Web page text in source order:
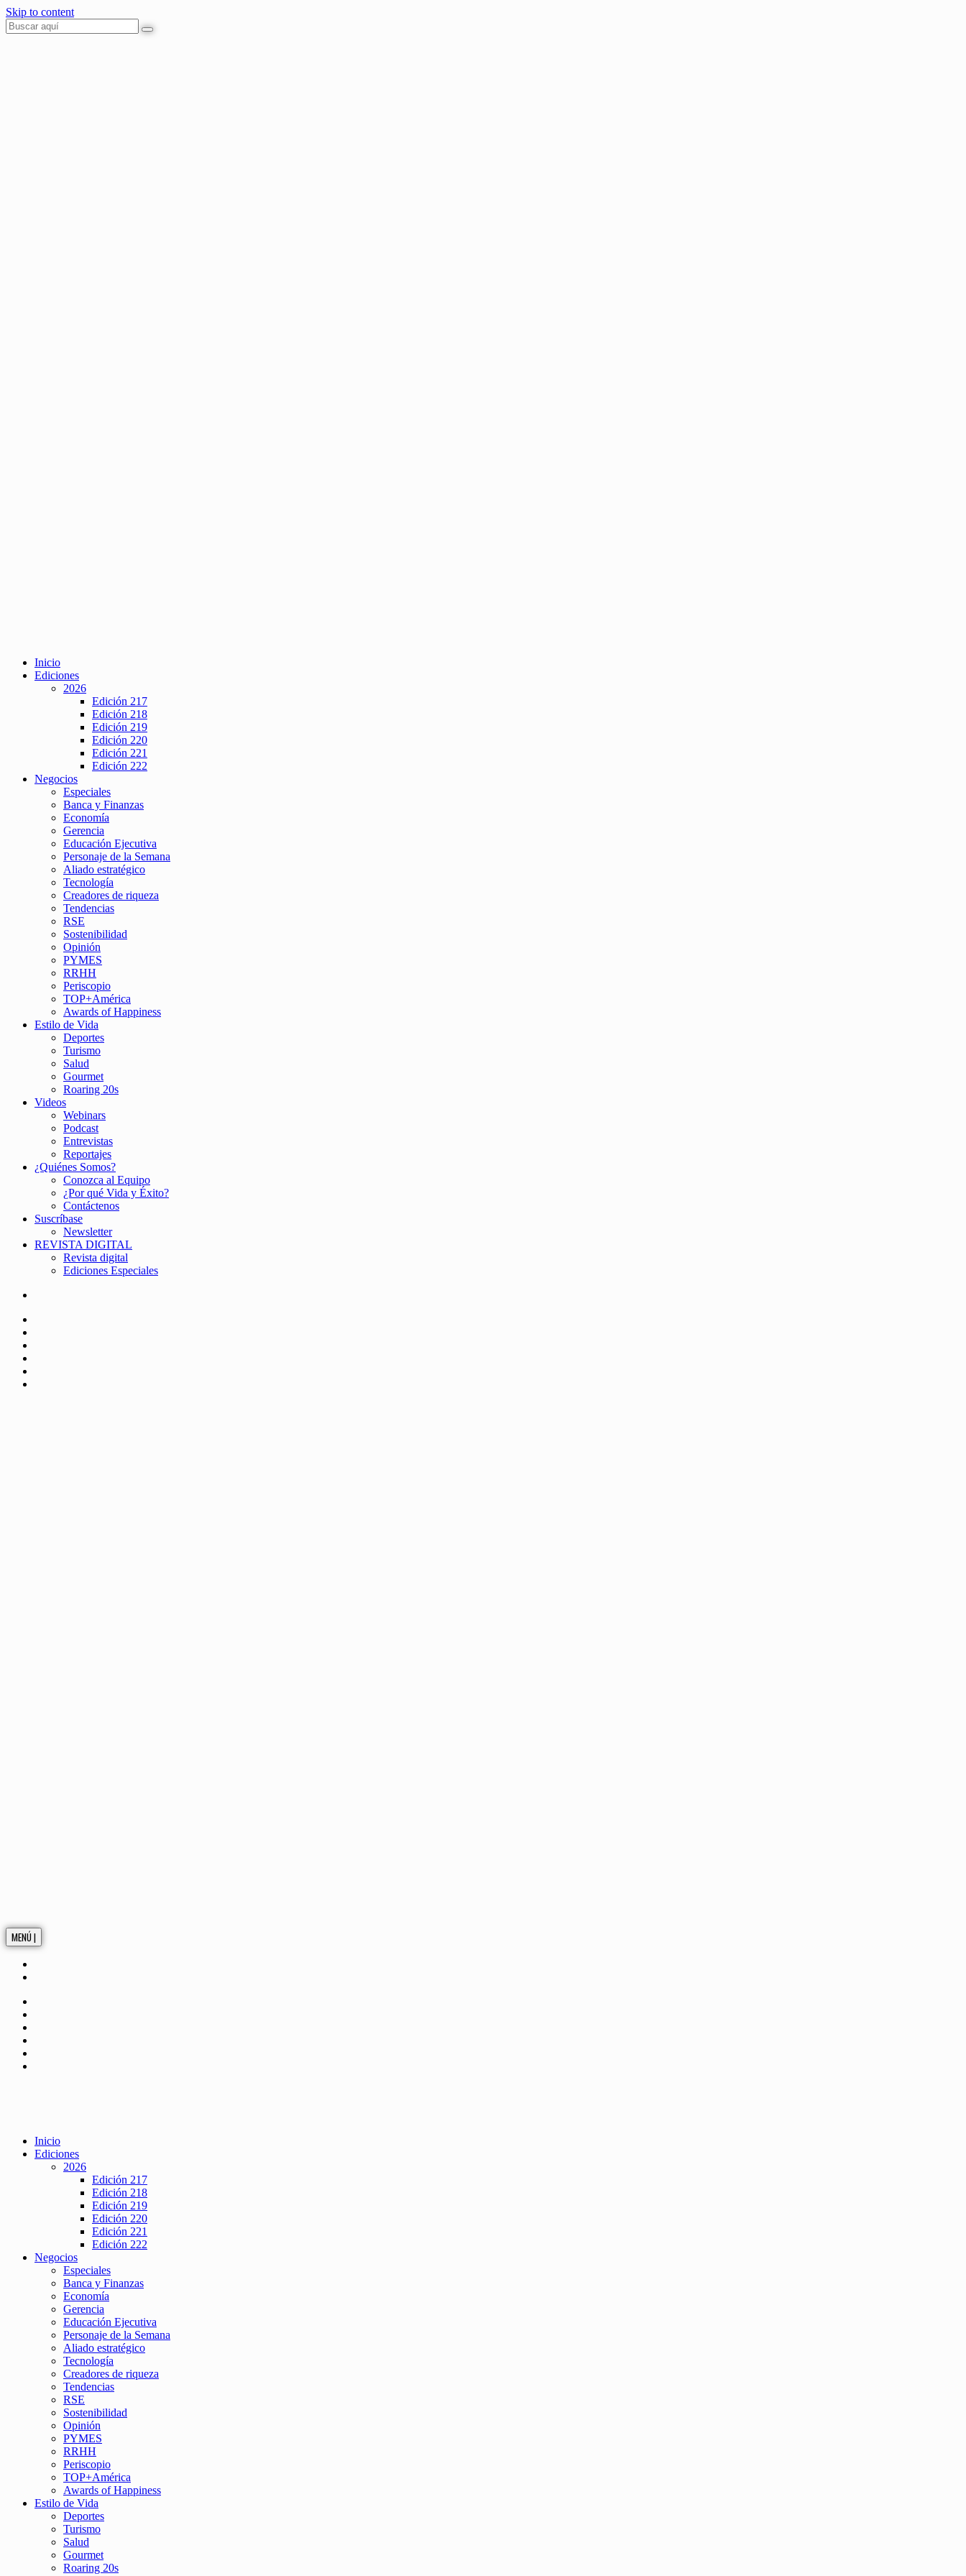
Skip to content
Inicio
Ediciones
2026
Edición 217
Edición 218
Edición 219
Edición 220
Edición 221
Edición 222
Negocios
Especiales
Banca y Finanzas
Economía
Gerencia
Educación Ejecutiva
Personaje de la Semana
Aliado estratégico
Tecnología
Creadores de riqueza
Tendencias
RSE
Sostenibilidad
Opinión
PYMES
RRHH
Periscopio
TOP+América
Awards of Happiness
Estilo de Vida
Deportes
Turismo
Salud
Gourmet
Roaring 20s
Videos
Webinars
Podcast
Entrevistas
Reportajes
¿Quiénes Somos?
Conozca al Equipo
¿Por qué Vida y Éxito?
Contáctenos
Suscríbase
Newsletter
REVISTA DIGITAL
Revista digital
Ediciones Especiales
MENÚ |
Inicio
Ediciones
2026
Edición 217
Edición 218
Edición 219
Edición 220
Edición 221
Edición 222
Negocios
Especiales
Banca y Finanzas
Economía
Gerencia
Educación Ejecutiva
Personaje de la Semana
Aliado estratégico
Tecnología
Creadores de riqueza
Tendencias
RSE
Sostenibilidad
Opinión
PYMES
RRHH
Periscopio
TOP+América
Awards of Happiness
Estilo de Vida
Deportes
Turismo
Salud
Gourmet
Roaring 20s